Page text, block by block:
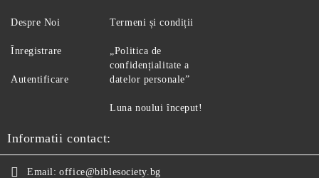
Despre Noi
Înregistrare
Autentificare
Termeni și condiții
„Politica de
confidențialitate a
datelor personale”
Luna noului început!
Informatii contact:
Email: office@biblesociety.bg